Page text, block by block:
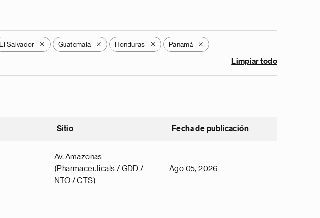
El Salvador X Guatemala X Honduras X Panamá X
Limpiar todo
Sitio Fecha de publicación
Av. Amazonas
(Pharmaceuticals / GDD /
NTO / CTS)
Ago 05, 2026